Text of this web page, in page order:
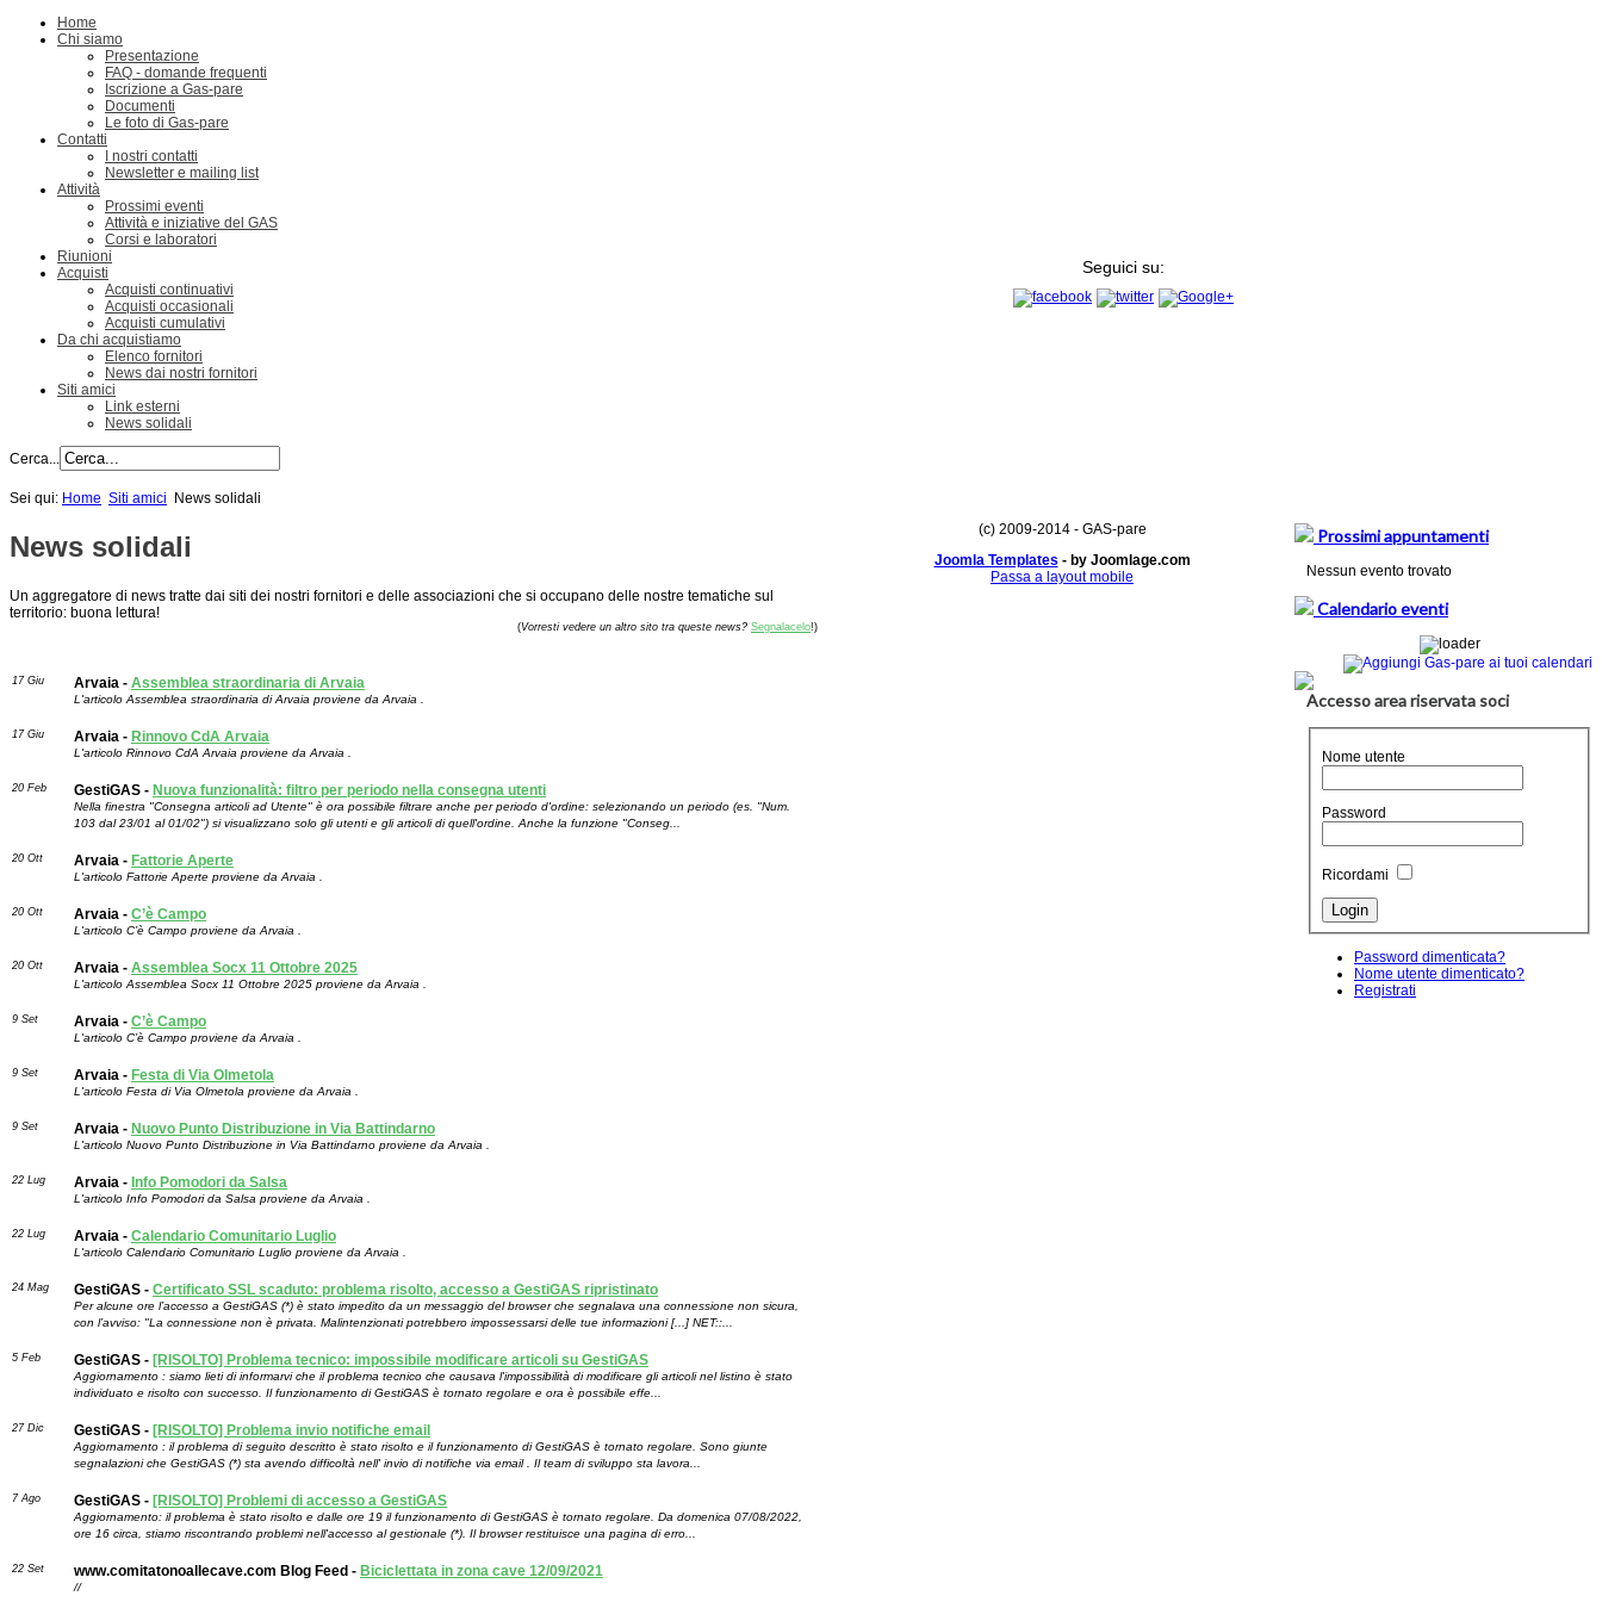
Home
Chi siamo
Presentazione
FAQ - domande frequenti
Iscrizione a Gas-pare
Documenti
Le foto di Gas-pare
Contatti
I nostri contatti
Newsletter e mailing list
Attività
Prossimi eventi
Attività e iniziative del GAS
Corsi e laboratori
Riunioni
Acquisti
Acquisti continuativi
Acquisti occasionali
Acquisti cumulativi
Da chi acquistiamo
Elenco fornitori
News dai nostri fornitori
Siti amici
Link esterni
News solidali
Seguici su:
Cerca...
Sei qui: Home Siti amici News solidali
Prossimi appuntamenti
Nessun evento trovato
Calendario eventi
Accesso area riservata soci
Nome utente
Password
Ricordami
Password dimenticata?
Nome utente dimenticato?
Registrati
News solidali
Un aggregatore di news tratte dai siti dei nostri fornitori e delle associazioni che si occupano delle nostre tematiche sul
territorio: buona lettura!
(Vorresti vedere un altro sito tra queste news? Segnalacelo!)
17 Giu Arvaia - Assemblea straordinaria di Arvaia
L'articolo Assemblea straordinaria di Arvaia proviene da Arvaia .
17 Giu Arvaia - Rinnovo CdA Arvaia
L'articolo Rinnovo CdA Arvaia proviene da Arvaia .
20 Feb GestiGAS - Nuova funzionalità: filtro per periodo nella consegna utenti
Nella finestra "Consegna articoli ad Utente" è ora possibile filtrare anche per periodo d'ordine: selezionando un periodo (es. "Num.
103 dal 23/01 al 01/02") si visualizzano solo gli utenti e gli articoli di quell'ordine. Anche la funzione "Conseg...
20 Ott Arvaia - Fattorie Aperte
L'articolo Fattorie Aperte proviene da Arvaia .
20 Ott Arvaia - C’è Campo
L'articolo C’è Campo proviene da Arvaia .
20 Ott Arvaia - Assemblea Socx 11 Ottobre 2025
L'articolo Assemblea Socx 11 Ottobre 2025 proviene da Arvaia .
9 Set Arvaia - C’è Campo
L'articolo C’è Campo proviene da Arvaia .
9 Set Arvaia - Festa di Via Olmetola
L'articolo Festa di Via Olmetola proviene da Arvaia .
9 Set Arvaia - Nuovo Punto Distribuzione in Via Battindarno
L'articolo Nuovo Punto Distribuzione in Via Battindarno proviene da Arvaia .
22 Lug Arvaia - Info Pomodori da Salsa
L'articolo Info Pomodori da Salsa proviene da Arvaia .
22 Lug Arvaia - Calendario Comunitario Luglio
L'articolo Calendario Comunitario Luglio proviene da Arvaia .
24 Mag GestiGAS - Certificato SSL scaduto: problema risolto, accesso a GestiGAS ripristinato
Per alcune ore l’accesso a GestiGAS (*) è stato impedito da un messaggio del browser che segnalava una connessione non sicura,
con l’avviso: "La connessione non è privata. Malintenzionati potrebbero impossessarsi delle tue informazioni [...] NET::...
5 Feb GestiGAS - [RISOLTO] Problema tecnico: impossibile modificare articoli su GestiGAS
Aggiornamento : siamo lieti di informarvi che il problema tecnico che causava l'impossibilità di modificare gli articoli nel listino è stato
individuato e risolto con successo. Il funzionamento di GestiGAS è tornato regolare e ora è possibile effe...
27 Dic GestiGAS - [RISOLTO] Problema invio notifiche email
Aggiornamento : il problema di seguito descritto è stato risolto e il funzionamento di GestiGAS è tornato regolare. Sono giunte
segnalazioni che GestiGAS (*) sta avendo difficoltà nell' invio di notifiche via email . Il team di sviluppo sta lavora...
7 Ago GestiGAS - [RISOLTO] Problemi di accesso a GestiGAS
Aggiornamento: il problema è stato risolto e dalle ore 19 il funzionamento di GestiGAS è tornato regolare. Da domenica 07/08/2022,
ore 16 circa, stiamo riscontrando problemi nell'accesso al gestionale (*). Il browser restituisce una pagina di erro...
22 Set www.comitatonoallecave.com Blog Feed - Biciclettata in zona cave 12/09/2021
//
(c) 2009-2014 - GAS-pare
Joomla Templates - by Joomlage.com
Passa a layout mobile